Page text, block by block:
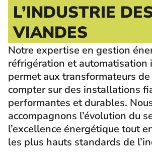
L’INDUSTRIE
VIANDES
Notre expertise en gestion
réfrigération et automatisation
permet aux transformateurs
compter sur des installations
performantes et durables.
accompagnons l’évolution du
l’excellence énergétique tout
les plus hauts standards de